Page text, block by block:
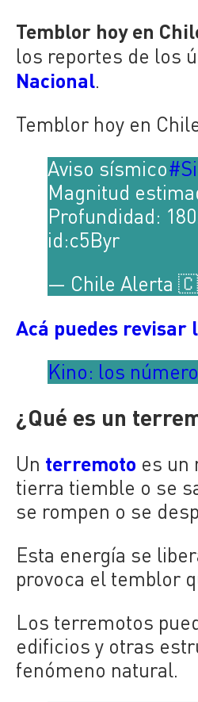
Temblor hoy en
los reportes de los
Nacional.
Temblor hoy en
Aviso sísmico
Magnitud
Profundidad:
id:c5Byr
— Chile Alerta
Acá puedes revisar
Kino: los
¿Qué es un
Un terremoto es un
tierra tiemble o se
se rompen o se
Esta energía se
provoca el temblor
Los terremotos
edificios y otras
fenómeno natural.